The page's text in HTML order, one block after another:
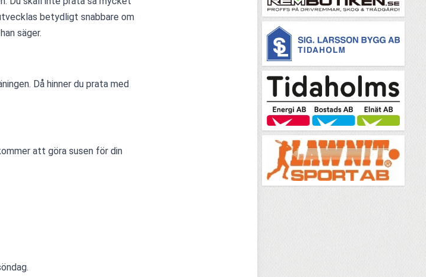
betydligt snabbare om
säger.
Då hinner du prata med
att göra susen för din